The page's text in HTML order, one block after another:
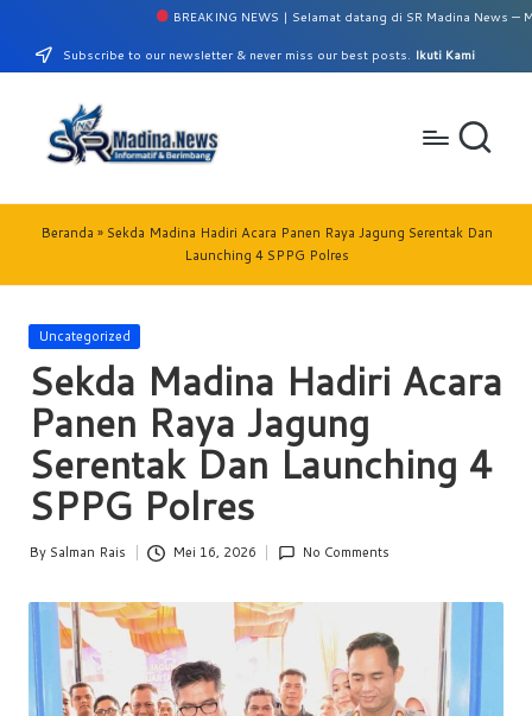
to
BREAKING NEWS | Selamat datang di SR Madina News —
Subscribe to our newsletter & never miss our best posts. Ikuti Kami
S
R
M
a
di
n
a
N
e
w
s
Panyabunga-
Mandailing
Natal
Beranda » Sekda Madina Hadiri Acara Panen Raya Jagung Serentak Dan
Launching 4 SPPG Polres
Posted
Uncategorized
Sekda Madina Hadiri Acara
Panen Raya Jagung
Serentak Dan Launching 4
SPPG Polres
Posted
By Salman Rais Mei 16, 2026 No Comments